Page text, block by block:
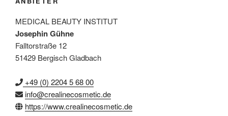
MEDICAL BEAUTY INSTITUT
Josephin Gühne
Falltorstraße 12
51429 Bergisch Gladbach
+49 (0) 2204 5 68 00
info@crealinecosmetic.de
https://www.crealinecosmetic.de